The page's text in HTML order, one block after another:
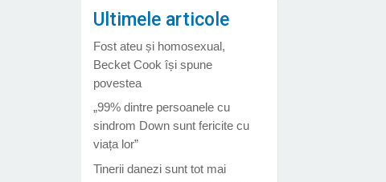
Ultimele articole
Fost ateu și homosexual,
Becket Cook își spune
povestea
„99% dintre persoanele cu
sindrom Down sunt fericite cu
viața lor”
Tinerii danezi sunt tot mai